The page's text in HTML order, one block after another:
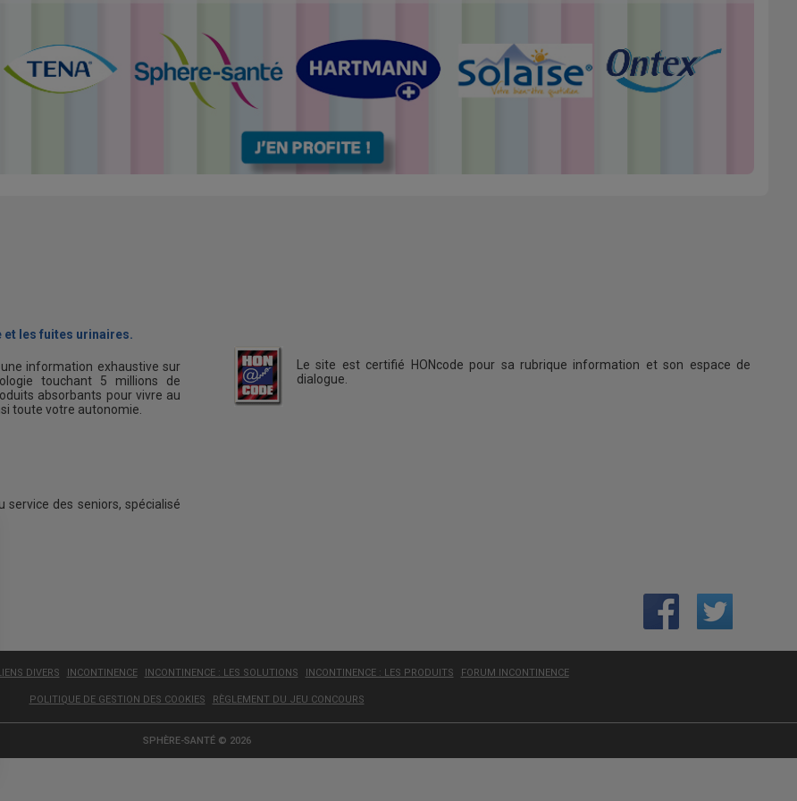
et les fuites urinaires.
information exhaustive sur
touchant 5 millions de
absorbants pour vivre au
toute votre autonomie.
Le site est certifié HONcode pour sa rubrique information et son espace de
dialogue.
service des seniors, spécialisé
DIVERS INCONTINENCE INCONTINENCE : LES SOLUTIONS INCONTINENCE : LES PRODUITS FORUM INCONTINENCE
POLITIQUE DE GESTION DES COOKIES RÈGLEMENT DU JEU CONCOURS
SPHÈRE-SANTÉ © 2026